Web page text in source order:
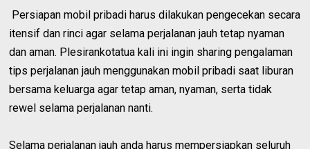
Persiapan mobil pribadi harus dilakukan pengecekan secara
itensif dan rinci agar selama perjalanan jauh tetap nyaman
dan aman. Plesirankotatua kali ini ingin sharing pengalaman
tips perjalanan jauh menggunakan mobil pribadi saat liburan
bersama keluarga agar tetap aman, nyaman, serta tidak
rewel selama perjalanan nanti.
Selama perjalanan jauh anda harus mempersiapkan seluruh